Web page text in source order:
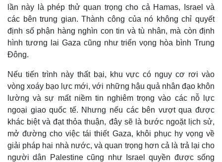
lần này là phép thử quan trọng cho cả Hamas, Israel và
các bên trung gian. Thành công của nó không chỉ quyết
định số phận hàng nghìn con tin và tù nhân, mà còn định
hình tương lai Gaza cũng như triển vọng hòa bình Trung
Đông.
Nếu tiến trình này thất bại, khu vực có nguy cơ rơi vào
vòng xoáy bạo lực mới, với những hậu quả nhân đạo khôn
lường và sự mất niềm tin nghiêm trọng vào các nỗ lực
ngoại giao quốc tế. Nhưng nếu các bên vượt qua được
khác biệt và đạt thỏa thuận, đây sẽ là bước ngoặt lịch sử,
mở đường cho việc tái thiết Gaza, khôi phục hy vọng về
giải pháp hai nhà nước, và quan trọng hơn cả là trả lại cho
người dân Palestine cũng như Israel quyền được sống